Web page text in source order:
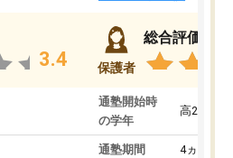
3.4 保護者
総合評価
通塾開始時
の学年
高2
通塾期間 4ヵ月～1